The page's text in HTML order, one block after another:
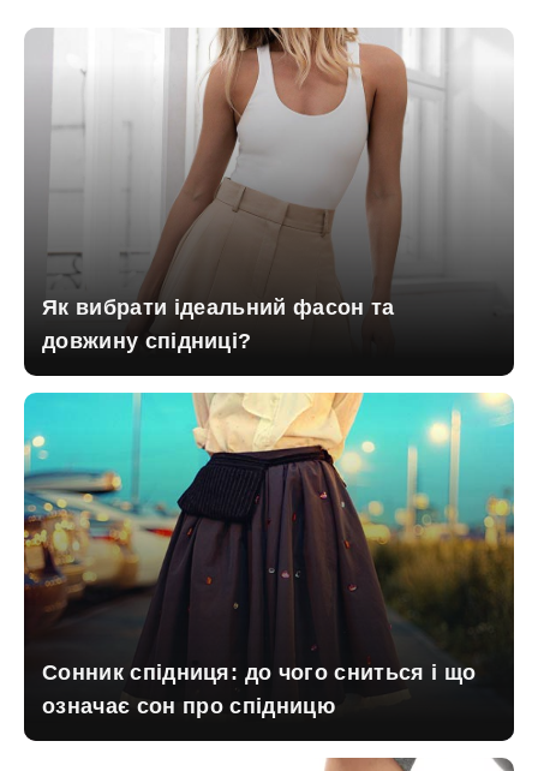
Як вибрати ідеальний фасон та
довжину спідниці?
Сонник спідниця: до чого сниться і що
означає сон про спідницю